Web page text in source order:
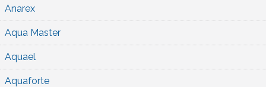
Anarex
Aqua Master
Aquael
Aquaforte